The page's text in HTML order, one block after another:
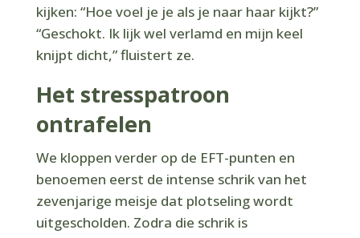
kijken: “Hoe voel je je als je naar haar kijkt?”
“Geschokt. Ik lijk wel verlamd en mijn keel
knijpt dicht,” fluistert ze.
Het stresspatroon
ontrafelen
We kloppen verder op de EFT-punten en
benoemen eerst de intense schrik van het
zevenjarige meisje dat plotseling wordt
uitgescholden. Zodra die schrik is